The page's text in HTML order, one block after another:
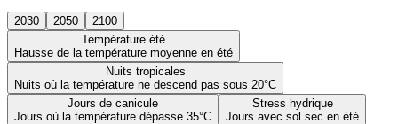
2030 2050
2100
Température été
Hausse de la température moyenne en été
Nuits tropicales
Nuits où la température ne descend pas sous 20°C
Jours de canicule
Jours où la température dépasse 35°C
Stress hydrique
Jours avec sol sec en été